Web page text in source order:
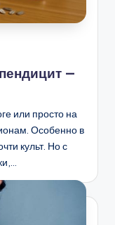
—
или просто на
Особенно в
культ. Но с